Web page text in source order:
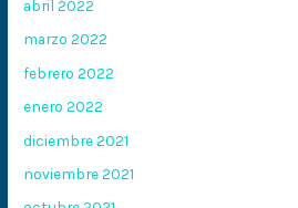
abril 2022
marzo 2022
febrero 2022
enero 2022
diciembre 2021
noviembre 2021